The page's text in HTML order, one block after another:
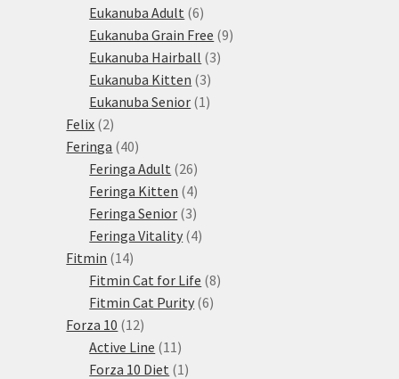
produktů
Eukanuba Adult 66
produktů
Eukanuba Grain Free 99
Eukanuba Hairball 33
Eukanuba Kitten 33
produkty
Eukanuba Senior 1 1
Felix 22
produkty
Feringa 4040
produktů
Feringa Adult 2626
produktů
Feringa Kitten 44
produkty
Feringa Senior 33
produkty
Feringa Vitality 44
Fitmin 1414
produktů
Fitmin Cat for Life 88
Fitmin Cat Purity 66
Forza 10 1212
produktů
Active Line 11 11
produktů
Forza 10 Diet 1 1